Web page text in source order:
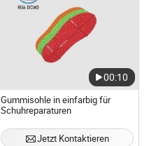
00:10
Gummisohle in einfarbig für
Schuhreparaturen
Jetzt Kontaktieren